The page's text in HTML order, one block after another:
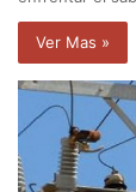
Ver Mas »